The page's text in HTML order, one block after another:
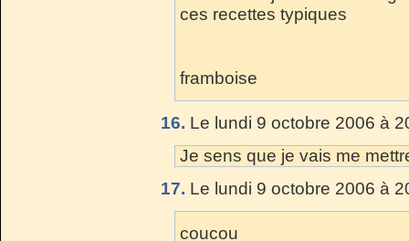
ces recettes typiques
framboise
16. Le lundi 9 octobre 2006 à
Je sens que je vais me
17. Le lundi 9 octobre 2006 à
coucou